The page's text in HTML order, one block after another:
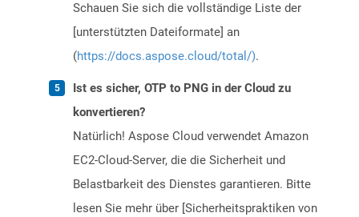
Schauen Sie sich die vollständige Liste der
[unterstützten Dateiformate] an
(https://docs.aspose.cloud/total/).
Ist es sicher, OTP to PNG in der Cloud zu
konvertieren?
Natürlich! Aspose Cloud verwendet Amazon
EC2-Cloud-Server, die die Sicherheit und
Belastbarkeit des Dienstes garantieren. Bitte
lesen Sie mehr über [Sicherheitspraktiken von